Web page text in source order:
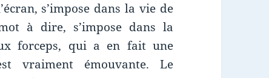
s’impose dans la vie de
à dire, s’impose dans la
forceps, qui a en fait une
vraiment émouvante. Le